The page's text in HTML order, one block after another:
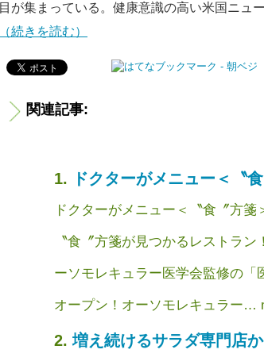
目が集まっている。健康意識の高い米国ニュ
（続きを読む）
関連記事:
ドクターがメニュー＜〝
ドクターがメニュー＜〝食〞方
〝食〞方箋が見つかるレストラ
ーソモレキュラー医学会監修の
オープン！オーソモレキュラー…
増え続けるサラダ専門店